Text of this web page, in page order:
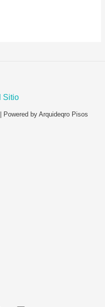
Sitio
by Arquideqro Pisos